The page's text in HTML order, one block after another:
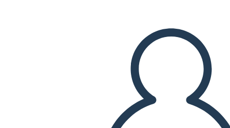
REPRODUZIR APRESENTAÇÃO DE SLIDES
LEIA PRA MIM